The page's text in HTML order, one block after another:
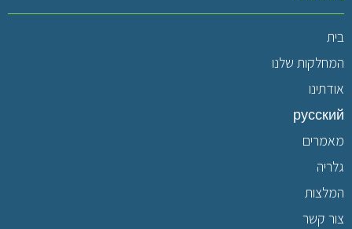
בית
המחלקות שלנו
אודתינו
русский
מאמרים
גלריה
המלצות
צור קשר